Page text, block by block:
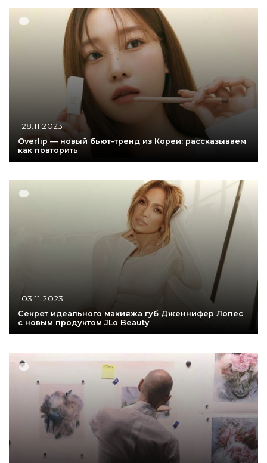
28.11.2023
Overlip — новый бьют-тренд из Кореи: рассказываем
как повторить
03.11.2023
Секрет идеального макияжа губ Дженнифер Лопес
с новым продуктом JLo Beauty